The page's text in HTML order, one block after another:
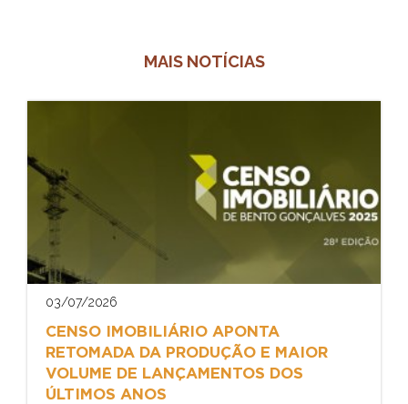
MAIS NOTÍCIAS
03/07/2026
CENSO IMOBILIÁRIO APONTA
RETOMADA DA PRODUÇÃO E MAIOR
VOLUME DE LANÇAMENTOS DOS
ÚLTIMOS ANOS